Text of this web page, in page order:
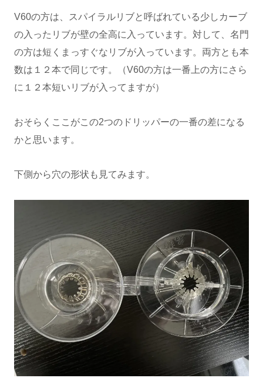
V60の方は、スパイラルリブと呼ばれている少しカーブ
の入ったリブが壁の全高に入っています。対して、名門
の方は短くまっすぐなリブが入っています。両方とも本
数は１２本で同じです。（V60の方は一番上の方にさら
に１２本短いリブが入ってますが）
おそらくここがこの2つのドリッパーの一番の差になる
かと思います。
下側から穴の形状も見てみます。